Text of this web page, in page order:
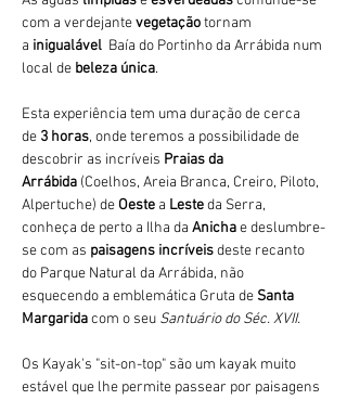
com a verdejante vegetação tornam
a inigualável Baía do Portinho da Arrábida num
local de beleza única.
Esta experiência tem uma duração de cerca
de 3 horas, onde teremos a possibilidade de
descobrir as incríveis Praias da
Arrábida (Coelhos, Areia Branca, Creiro, Piloto,
Alpertuche) de Oeste a Leste da Serra,
conheça de perto a Ilha da Anicha e deslumbre-
se com as paisagens incríveis deste recanto
do Parque Natural da Arrábida, não
esquecendo a emblemática Gruta de Santa
Margarida com o seu Santuário do Séc. XVII.
Os Kayak's "sit-on-top" são um kayak muito
estável que lhe permite passear por paisagens